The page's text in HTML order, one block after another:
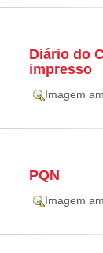
Diário do
impresso
Imagem
PQN
Imagem